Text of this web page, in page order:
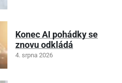
Konec AI pohádky se
znovu odkládá
4. srpna 2026